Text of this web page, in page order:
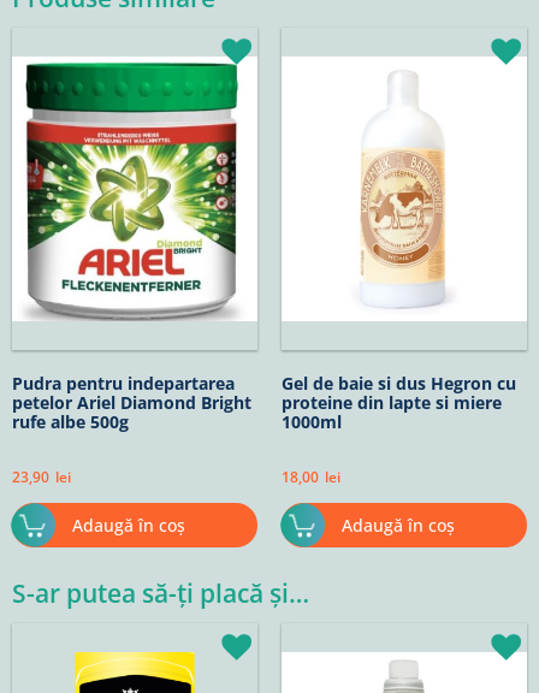
Pudra pentru indepartarea
petelor Ariel Diamond Bright
rufe albe 500g
23,90 lei
Adaugă în coș
Gel de baie si dus Hegron cu
proteine din lapte si miere
1000ml
18,00 lei
Adaugă în coș
S-ar putea să-ți placă și…